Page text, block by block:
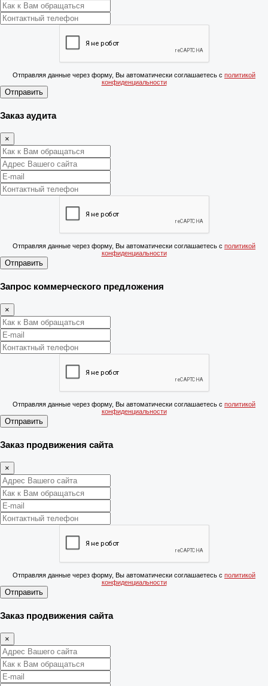
Отправляя данные через форму, Вы автоматически соглашаетесь с политикой
конфиденциальности
Отправить
Заказ аудита
×
Отправляя данные через форму, Вы автоматически соглашаетесь с политикой
конфиденциальности
Отправить
Запрос коммерческого предложения
×
Отправляя данные через форму, Вы автоматически соглашаетесь с политикой
конфиденциальности
Отправить
Заказ продвижения сайта
×
Отправляя данные через форму, Вы автоматически соглашаетесь с политикой
конфиденциальности
Отправить
Заказ продвижения сайта
×